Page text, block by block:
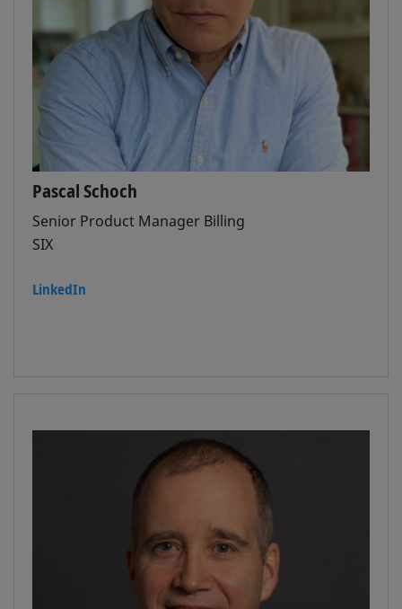
Pascal Schoch
Senior Product Manager Billing
SIX
LinkedIn